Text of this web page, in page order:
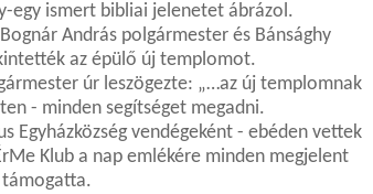
egy ismert bibliai jelenetet ábrázol.
András polgármester és Bánsághy
az épülő új templomot.
úr leszögezte: „…az új templomnak
- minden segítséget megadni.
Egyházközség vendégeként - ebéden vettek
Klub a nap emlékére minden megjelent